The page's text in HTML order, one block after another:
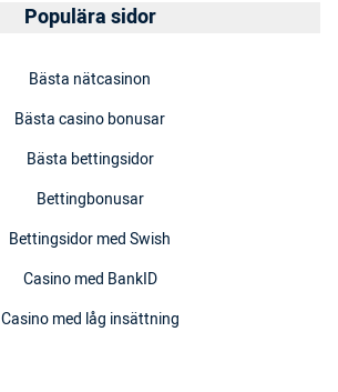
Populära sidor
Bästa nätcasinon
Bästa casino bonusar
Bästa bettingsidor
Bettingbonusar
Bettingsidor med Swish
Casino med BankID
Casino med låg insättning